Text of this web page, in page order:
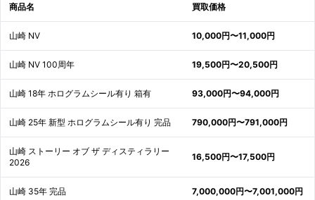
商品名 買取価格
山崎 NV 10,000円〜11,000円
山崎 NV 100周年 19,500円〜20,500円
山崎 18年 ホログラムシール有り 箱有 93,000円〜94,000円
山崎 25年 新型 ホログラムシール有り 完品 790,000円〜791,000円
山崎 ストーリー オブ ザ ディスティラリー
2026
16,500円〜17,500円
山崎 35年 完品 7,000,000円〜7,001,000円